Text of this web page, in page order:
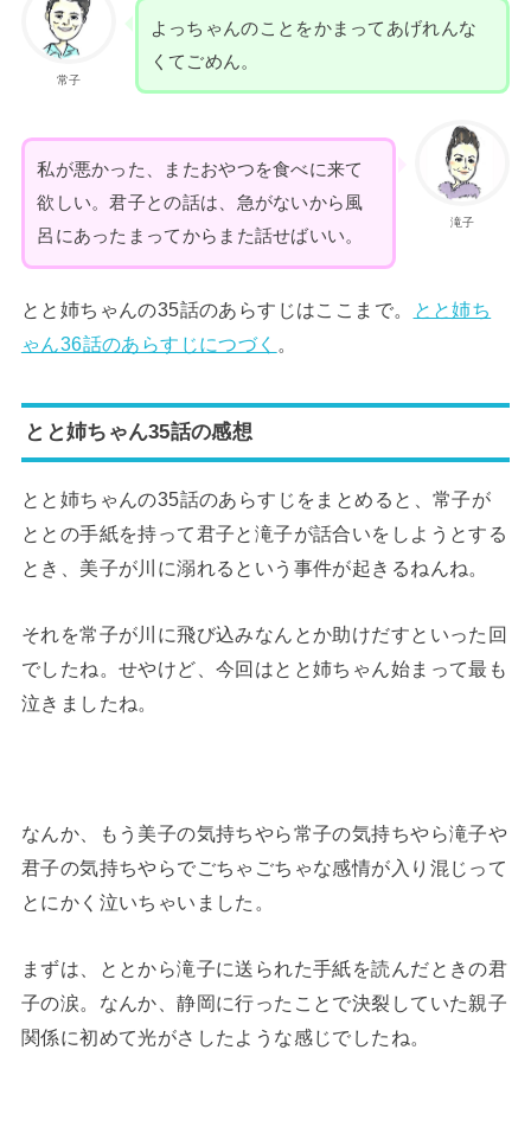
常子
よっちゃんのことをかまってあげれんな
くてごめん。
滝子
私が悪かった、またおやつを食べに来て
欲しい。君子との話は、急がないから風
呂にあったまってからまた話せばいい。
とと姉ちゃんの35話のあらすじはここまで。
とと姉ち
ゃん36話のあらすじにつづく 。
とと姉ちゃん35話の感想
とと姉ちゃんの35話のあらすじをまとめると、常子が
ととの手紙を持って君子と滝子が話合いをしようとする
とき、美子が川に溺れるという事件が起きるねんね。
それを常子が川に飛び込みなんとか助けだすといった回
でしたね。せやけど、今回はとと姉ちゃん始まって最も
泣きましたね。
なんか、もう美子の気持ちやら常子の気持ちやら滝子や
君子の気持ちやらでごちゃごちゃな感情が入り混じって
とにかく泣いちゃいました。
まずは、ととから滝子に送られた手紙を読んだときの君
子の涙。なんか、静岡に行ったことで決裂していた親子
関係に初めて光がさしたような感じでしたね。